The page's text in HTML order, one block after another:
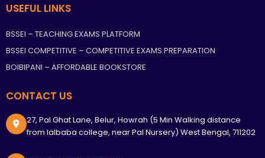
USEFUL LINKS
BSSEI – TEACHING EXAMS PLATFORM
BSSEI COMPETITIVE – COMPETITIVE EXAMS PREPARATION
BOIBIPANI – AFFORDABLE BOOKSTORE
CONTACT US
27, Pal Ghat Lane, Belur, Howrah (5 Min Walking distance
from lalbaba college, near Pal Nursery) West Bengal, 711202